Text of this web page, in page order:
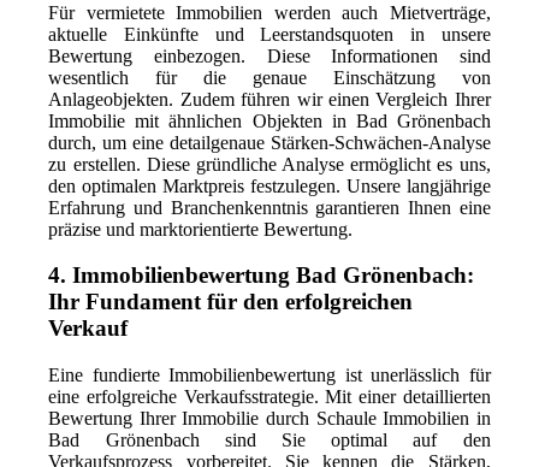
Für vermietete Immobilien werden auch Mietverträge,
aktuelle Einkünfte und Leerstandsquoten in unsere
Bewertung einbezogen. Diese Informationen sind
wesentlich für die genaue Einschätzung von
Anlageobjekten. Zudem führen wir einen Vergleich Ihrer
Immobilie mit ähnlichen Objekten in Bad Grönenbach
durch, um eine detailgenaue Stärken-Schwächen-Analyse
zu erstellen. Diese gründliche Analyse ermöglicht es uns,
den optimalen Marktpreis festzulegen. Unsere langjährige
Erfahrung und Branchenkenntnis garantieren Ihnen eine
präzise und marktorientierte Bewertung.
4. Immobilienbewertung Bad Grönenbach:
Ihr Fundament für den erfolgreichen
Verkauf
Eine fundierte Immobilienbewertung ist unerlässlich für
eine erfolgreiche Verkaufsstrategie. Mit einer detaillierten
Bewertung Ihrer Immobilie durch Schaule Immobilien in
Bad Grönenbach sind Sie optimal auf den
Verkaufsprozess vorbereitet. Sie kennen die Stärken,